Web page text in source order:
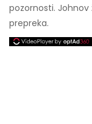
pozornosti.
prepreka.